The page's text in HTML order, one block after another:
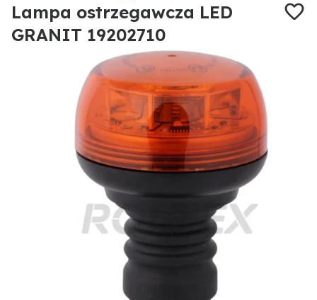
Lampa ostrzegawcza LED
GRANIT 19202710